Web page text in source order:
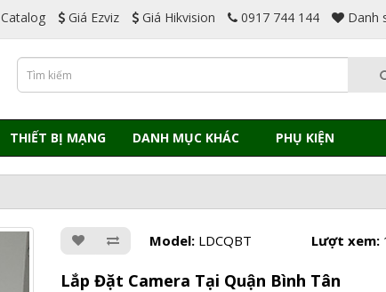
Catalog Giá Ezviz Giá Hikvision 0917 744 144 Danh
THIẾT BỊ MẠNG DANH MỤC KHÁC PHỤ KIỆN
Model: LDCQBT Lượt xem:
Lắp Đặt Camera Tại Quận Bình Tân